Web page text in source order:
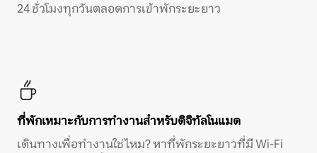
24 ชั่วโมงทุกวันตลอดการเข้าพักระยะยาว
ที่พักเหมาะกับการทำงานสำหรับดิจิทัลโนแมด
เดินทางเพื่อทำงานใช่ไหม? หาที่พักระยะยาวที่มี Wi-Fi